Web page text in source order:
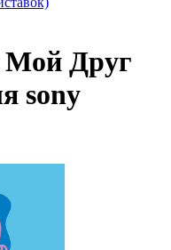
Мой Друг
sony